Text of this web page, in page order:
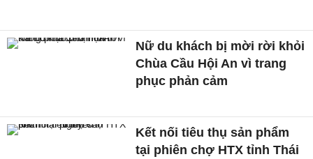
Nữ du khách bị mời rời khỏi
Chùa Cầu Hội An vì trang
phục phản cảm
Kết nối tiêu thụ sản phẩm
tại phiên chợ HTX tỉnh Thái